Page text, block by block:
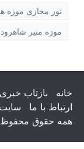
تور مجازی موزه
موزه منیر
خانه بازتاب خبری
ارتباط با ما
همه حقوق